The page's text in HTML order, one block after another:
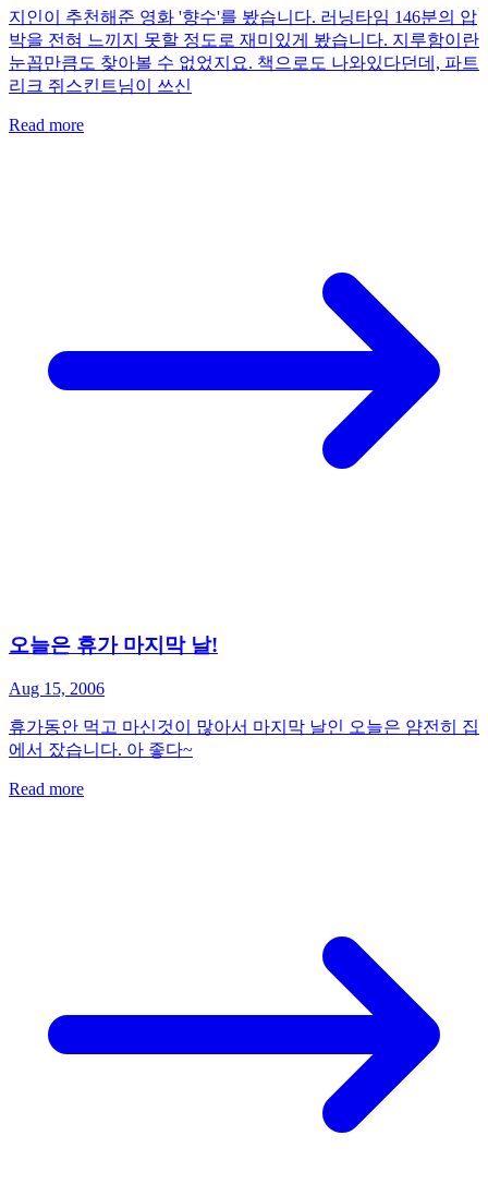
지인이 추천해준 영화 '향수'를 봤습니다. 러닝타임 146분의 압
박을 전혀 느끼지 못할 정도로 재미있게 봤습니다. 지루함이란
눈꼽만큼도 찾아볼 수 없었지요. 책으로도 나와있다던데, 파트
리크 쥐스킨트님이 쓰신
Read more
오늘은 휴가 마지막 날!
Aug 15, 2006
휴가동안 먹고 마신것이 많아서 마지막 날인 오늘은 얌전히 집
에서 잤습니다. 아 좋다~
Read more